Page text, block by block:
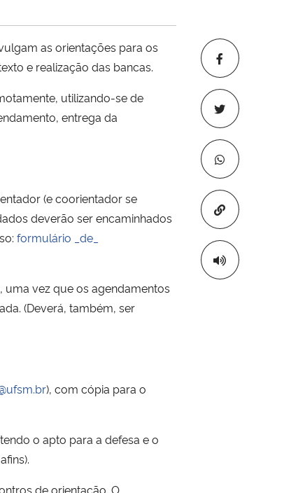
Copiar para
as orientações para os
e realização das bancas.
utilizando-se de
entrega da
(e coorientador se
deverão ser encaminhados
formulário _de_
uma vez que os agendamentos
(Deverá, também, ser
), com cópia para o
o apto para a defesa e o
de orientação. O